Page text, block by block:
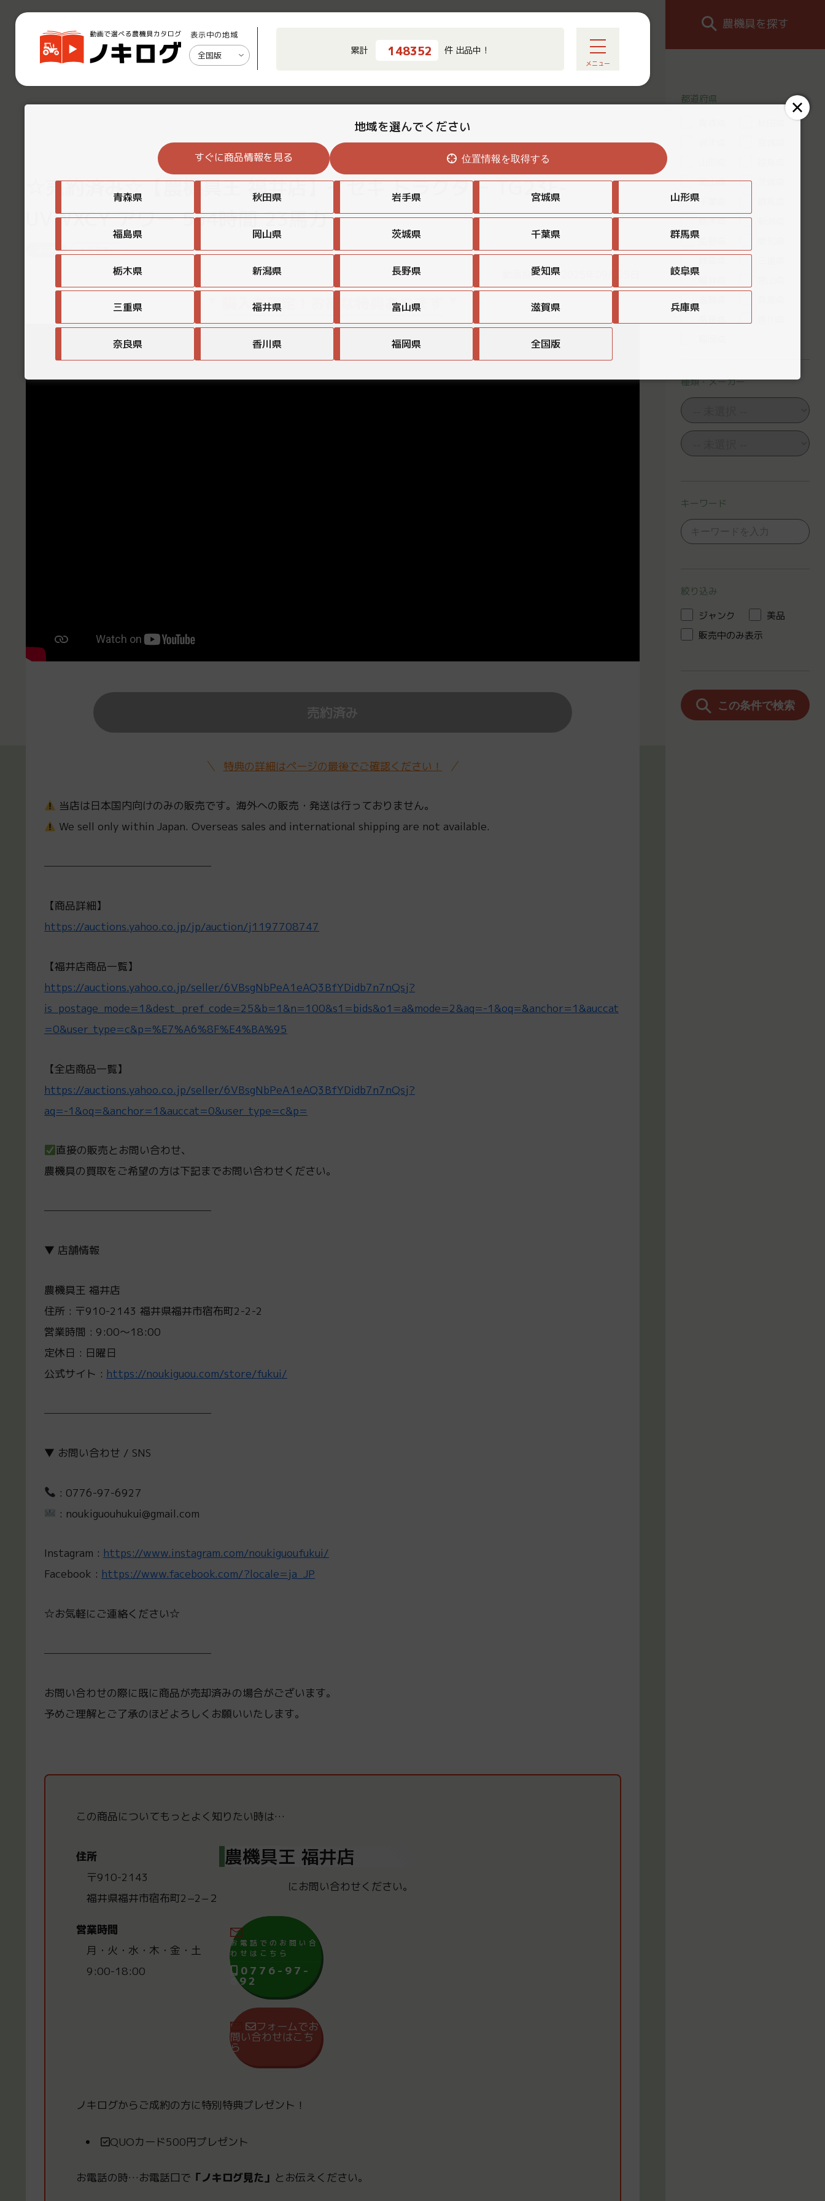
表示中の地域
全国版 累計 148352 件 出品中！
メニュー
☆売約済み☆【農機具王 福井店】イセキ トラクター TG23F-
UVWXCY アワー 554時間 23馬力
福井県 トラクター
動画投稿日：2025年09月25日
購入者限定！お得な特典あります
売約済み
特典の詳細はページの最後でご確認ください！
当店は日本国内向けのみの販売です。海外への販売・発送は行っておりません。
We sell only within Japan. Overseas sales and international shipping are not available.
────────────────
【商品詳細】
https://auctions.yahoo.co.jp/jp/auction/j1197708747
【福井店商品一覧】
https://auctions.yahoo.co.jp/seller/6VBsgNbPeA1eAQ3BfYDidb7n7nQsj?
is_postage_mode=1&dest_pref_code=25&b=1&n=100&s1=bids&o1=a&mode=2&aq=-1&oq=&anchor=1&auccat
=0&user_type=c&p=%E7%A6%8F%E4%BA%95
【全店商品一覧】
https://auctions.yahoo.co.jp/seller/6VBsgNbPeA1eAQ3BfYDidb7n7nQsj?
aq=-1&oq=&anchor=1&auccat=0&user_type=c&p=
直接の販売とお問い合わせ、
農機具の買取をご希望の方は下記までお問い合わせください。
────────────────
▼ 店舗情報
農機具王 福井店
住所 : 〒910-2143 福井県福井市宿布町2-2-2
営業時間 : 9:00～18:00
定休日 : 日曜日
公式サイト : https://noukiguou.com/store/fukui/
────────────────
▼ お問い合わせ / SNS
: 0776-97-6927
: noukiguouhukui@gmail.com
Instagram : https://www.instagram.com/noukiguoufukui/
Facebook : https://www.facebook.com/?locale=ja_JP
☆お気軽にご連絡ください☆
────────────────
お問い合わせの際に既に商品が売却済みの場合がございます。
予めご理解とご了承のほどよろしくお願いいたします。
この商品についてもっと よく知りたい時は…
住所
〒910-2143
福井県福井市宿布町2−2−２
営業時間
月・火・水・木・金・土
9:00-18:00
農機具王 福井店
にお問い合わせください。
お電話でのお問い合
わせはこちら
0776-97-
692
フォームでお
問い合わせはこち
ら
ノキログからご成約の方に特別特典プレゼント！
QUOカード500円プレゼント
お電話の時…お電話口で 「ノキログ見た」 とお伝えください。
農機具を探す
都道府県
岡山県
千葉県
栃木県
長野県
種類・メーカー
キーワード
絞り込み
ジャンク
美品
販売中のみ表示
この条件で検索
地域を選んでください
すぐに商品情報を見る 位置情報を取得する
青森県 秋田県 岩手県 宮城県 山形県
福島県 岡山県 茨城県 千葉県 群馬県
栃木県 新潟県 長野県 愛知県 岐阜県
三重県 福井県 富山県 滋賀県 兵庫県
奈良県 香川県 福岡県 全国版